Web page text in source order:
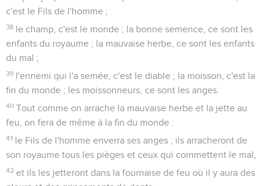
c'est le Fils de l'homme ;
38 le champ, c'est le monde ; la bonne semence, ce sont les
enfants du royaume ; la mauvaise herbe, ce sont les enfants
du mal ;
39 l'ennemi qui l'a semée, c'est le diable ; la moisson, c'est la
fin du monde ; les moissonneurs, ce sont les anges.
40 Tout comme on arrache la mauvaise herbe et la jette au
feu, on fera de même à la fin du monde :
41 le Fils de l'homme enverra ses anges ; ils arracheront de
son royaume tous les pièges et ceux qui commettent le mal,
42 et ils les jetteront dans la fournaise de feu où il y aura des